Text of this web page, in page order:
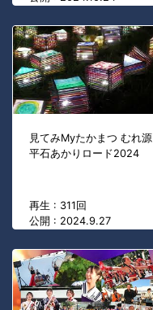
見てみMyたかまつ むれ源
平石あかりロード2024
再生 : 311回
公開 : 2024.9.27